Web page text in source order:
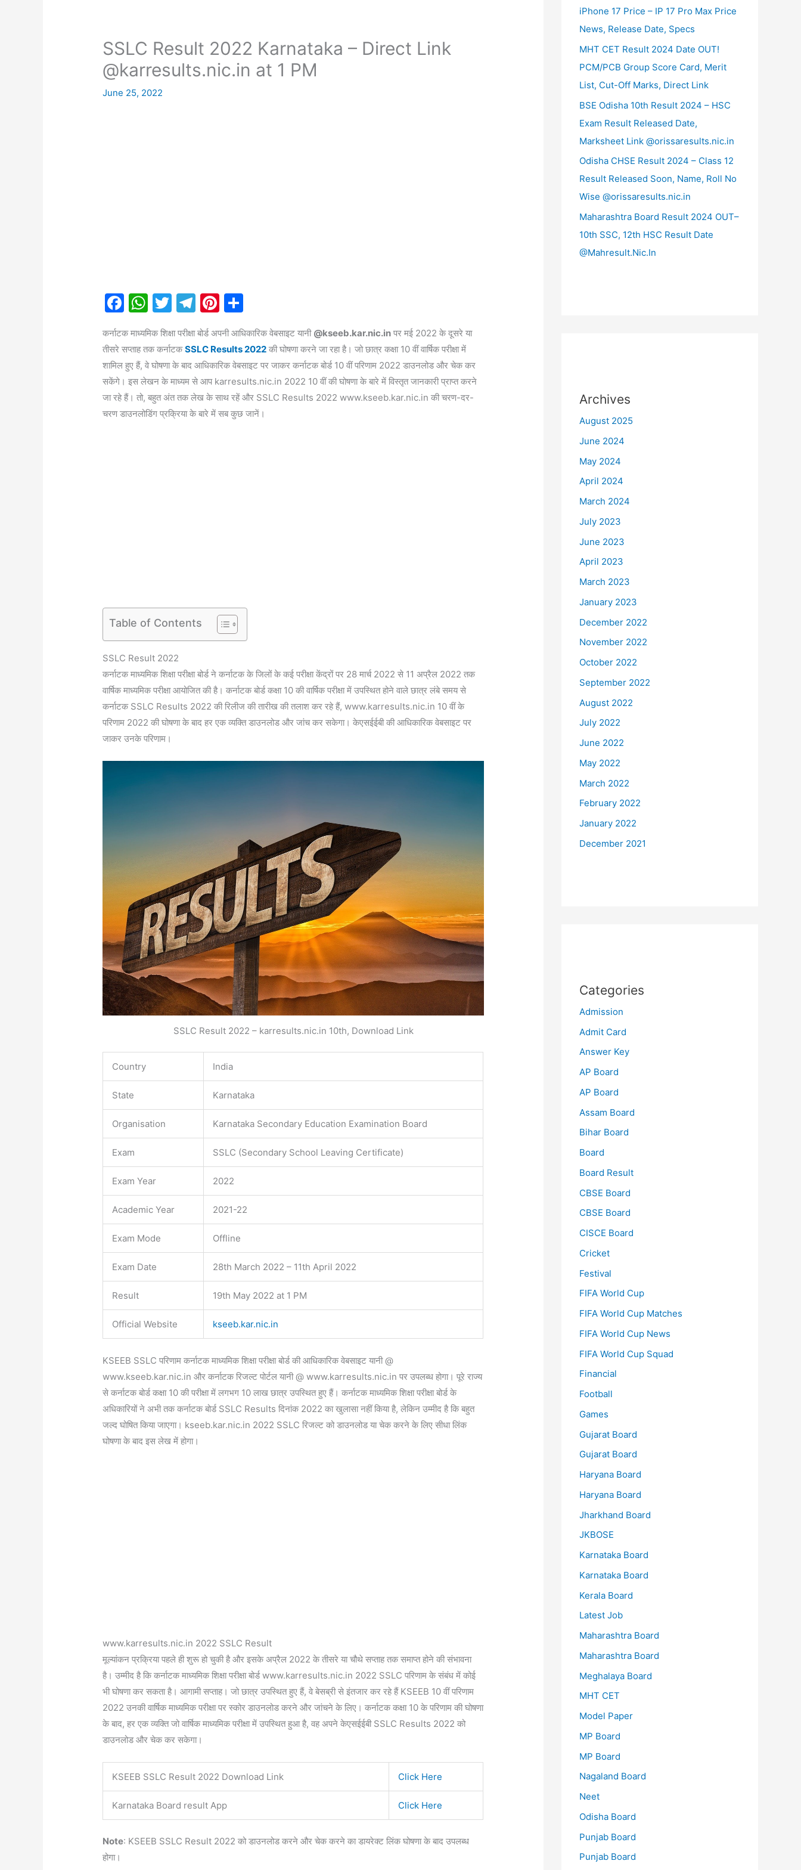
SSLC Result 2022 Karnataka – Direct Link
@karresults.nic.in at 1 PM
June 25, 2022
F
c
e
b
o
o
W
at
s
A
p
p
T
itt
er
T
el
e
gr
a
m
Pi
er
e
st
ar
e
कर्नाटक माध्यमिक शिक्षा परीक्षा बोर्ड अपनी आधिकारिक वेबसाइट यानी @kseeb.kar.nic.in पर मई 2022 के दूसरे या
तीसरे सप्ताह तक कर्नाटकSSLC Results 2022 की घोषणा करने जा रहा है। जो छात्र कक्षा 10 वीं वार्षिक परीक्षा में
शामिल हुए हैं, वे घोषणा के बाद आधिकारिक वेबसाइट पर जाकर कर्नाटक बोर्ड 10 वीं परिणाम 2022 डाउनलोड और चेक कर
सकेंगे। इस लेखन के माध्यम से आप karresults.nic.in 2022 10 वीं की घोषणा के बारे में विस्तृत जानकारी प्राप्त करने
जा रहे हैं। तो, बहुत अंत तक लेख के साथ रहें और SSLC Results 2022 www.kseeb.kar.nic.in की चरण-दर-
चरण डाउनलोडिंग प्रक्रिया के बारे में सब कुछ जानें।
Table of Contents
SSLC Result 2022
कर्नाटक माध्यमिक शिक्षा परीक्षा बोर्ड ने कर्नाटक के जिलों के कई परीक्षा केंद्रों पर 28 मार्च 2022 से 11 अप्रैल 2022 तक
वार्षिक माध्यमिक परीक्षा आयोजित की है। कर्नाटक बोर्ड कक्षा 10 की वार्षिक परीक्षा में उपस्थित होने वाले छात्र लंबे समय से
कर्नाटक SSLC Results 2022 की रिलीज की तारीख की तलाश कर रहे हैं, www.karresults.nic.in 10 वीं के
परिणाम 2022 की घोषणा के बाद हर एक व्यक्ति डाउनलोड और जांच कर सकेगा। केएसईईबी की आधिकारिक वेबसाइट पर
जाकर उनके परिणाम।
SSLC Result 2022 – karresults.nic.in 10th, Download Link
Country India
State Karnataka
Organisation Karnataka Secondary Education Examination Board
Exam SSLC (Secondary School Leaving Certificate)
Exam Year 2022
Academic Year 2021-22
Exam Mode Offline
Exam Date 28th March 2022 – 11th April 2022
Result 19th May 2022 at 1 PM
Official Website kseeb.kar.nic.in
KSEEB SSLC परिणाम कर्नाटक माध्यमिक शिक्षा परीक्षा बोर्ड की आधिकारिक वेबसाइट यानी @
www.kseeb.kar.nic.in और कर्नाटक रिजल्ट पोर्टल यानी @ www.karresults.nic.in पर उपलब्ध होगा। पूरे राज्य
से कर्नाटक बोर्ड कक्षा 10 की परीक्षा में लगभग 10 लाख छात्र उपस्थित हुए हैं। कर्नाटक माध्यमिक शिक्षा परीक्षा बोर्ड के
अधिकारियों ने अभी तक कर्नाटक बोर्ड SSLC Results दिनांक 2022 का खुलासा नहीं किया है, लेकिन उम्मीद है कि बहुत
जल्द घोषित किया जाएगा। kseeb.kar.nic.in 2022 SSLC रिजल्ट को डाउनलोड या चेक करने के लिए सीधा लिंक
घोषणा के बाद इस लेख में होगा।
www.karresults.nic.in 2022 SSLC Result
मूल्यांकन प्रक्रिया पहले ही शुरू हो चुकी है और इसके अप्रैल 2022 के तीसरे या चौथे सप्ताह तक समाप्त होने की संभावना
है। उम्मीद है कि कर्नाटक माध्यमिक शिक्षा परीक्षा बोर्ड www.karresults.nic.in 2022 SSLC परिणाम के संबंध में कोई
भी घोषणा कर सकता है। आगामी सप्ताह। जो छात्र उपस्थित हुए हैं, वे बेसब्री से इंतजार कर रहे हैं KSEEB 10 वीं परिणाम
2022 उनकी वार्षिक माध्यमिक परीक्षा पर स्कोर डाउनलोड करने और जांचने के लिए। कर्नाटक कक्षा 10 के परिणाम की घोषणा
के बाद, हर एक व्यक्ति जो वार्षिक माध्यमिक परीक्षा में उपस्थित हुआ है, वह अपने केएसईईबी SSLC Results 2022 को
डाउनलोड और चेक कर सकेगा।
KSEEB SSLC Result 2022 Download Link Click Here
Karnataka Board result App Click Here
Note: KSEEB SSLC Result 2022 को डाउनलोड करने और चेक करने का डायरेक्ट लिंक घोषणा के बाद उपलब्ध
होगा।
iPhone 17 Price – IP 17 Pro Max Price
News, Release Date, Specs
MHT CET Result 2024 Date OUT!
PCM/PCB Group Score Card, Merit
List, Cut-Off Marks, Direct Link
BSE Odisha 10th Result 2024 – HSC
Exam Result Released Date,
Marksheet Link @orissaresults.nic.in
Odisha CHSE Result 2024 – Class 12
Result Released Soon, Name, Roll No
Wise @orissaresults.nic.in
Maharashtra Board Result 2024 OUT–
10th SSC, 12th HSC Result Date
@Mahresult.Nic.In
Archives
August 2025
June 2024
May 2024
April 2024
March 2024
July 2023
June 2023
April 2023
March 2023
January 2023
December 2022
November 2022
October 2022
September 2022
August 2022
July 2022
June 2022
May 2022
March 2022
February 2022
January 2022
December 2021
Categories
Admission
Admit Card
Answer Key
AP Board
AP Board
Assam Board
Bihar Board
Board
Board Result
CBSE Board
CBSE Board
CISCE Board
Cricket
Festival
FIFA World Cup
FIFA World Cup Matches
FIFA World Cup News
FIFA World Cup Squad
Financial
Football
Games
Gujarat Board
Gujarat Board
Haryana Board
Haryana Board
Jharkhand Board
JKBOSE
Karnataka Board
Karnataka Board
Kerala Board
Latest Job
Maharashtra Board
Maharashtra Board
Meghalaya Board
MHT CET
Model Paper
MP Board
MP Board
Nagaland Board
Neet
Odisha Board
Punjab Board
Punjab Board